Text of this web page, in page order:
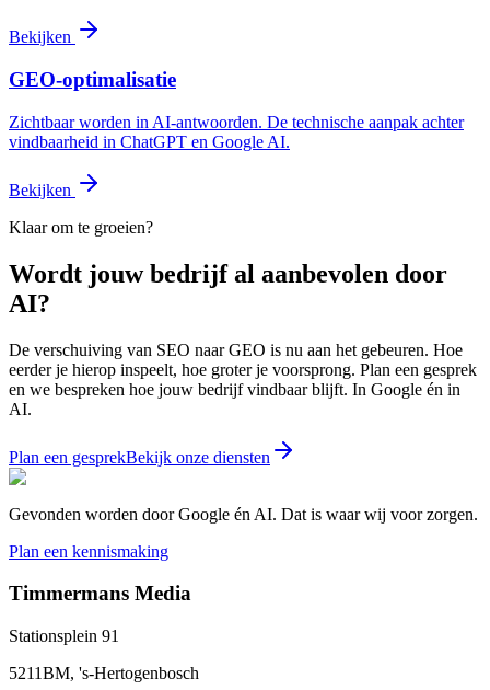
Bekijken
GEO-optimalisatie
Zichtbaar worden in AI-antwoorden. De technische aanpak achter
vindbaarheid in ChatGPT en Google AI.
Bekijken
Klaar om te groeien?
Wordt jouw bedrijf al aanbevolen door
AI?
De verschuiving van SEO naar GEO is nu aan het gebeuren. Hoe
eerder je hierop inspeelt, hoe groter je voorsprong. Plan een gesprek
en we bespreken hoe jouw bedrijf vindbaar blijft. In Google én in
AI.
Plan een gesprekBekijk onze diensten
Gevonden worden door Google én AI. Dat is waar wij voor zorgen.
Plan een kennismaking
Timmermans Media
Stationsplein 91
5211BM, 's-Hertogenbosch